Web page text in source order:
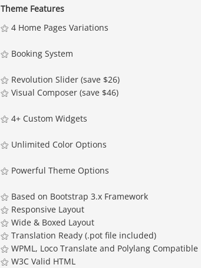
Theme Features
⚝ 4 Home Pages Variations
⚝ Booking System
⚝ Revolution Slider (save $26)
⚝ Visual Composer (save $46)
⚝ 4+ Custom Widgets
⚝ Unlimited Color Options
⚝ Powerful Theme Options
⚝ Based on Bootstrap 3.x Framework
⚝ Responsive Layout
⚝ Wide & Boxed Layout
⚝ Translation Ready (.pot file included)
⚝ WPML, Loco Translate and Polylang Compatible
⚝ W3C Valid HTML